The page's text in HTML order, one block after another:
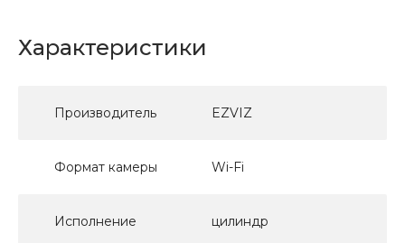
Характеристики
Производитель EZVIZ
Формат камеры Wi-Fi
Исполнение цилиндр